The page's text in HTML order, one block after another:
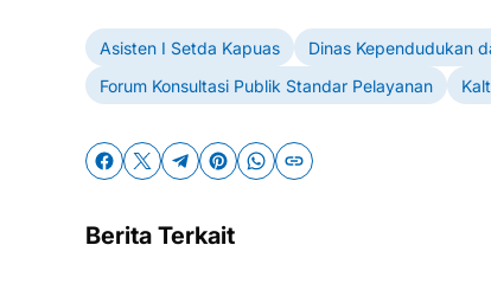
Asisten I Setda Kapuas Dinas Kependudukan
Forum Konsultasi Publik Standar Pelayanan
Berita Terkait